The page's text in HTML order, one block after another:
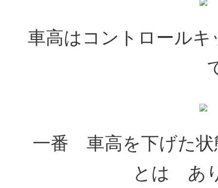
車高はコントロール
一番 車高を下げた状
とは あ